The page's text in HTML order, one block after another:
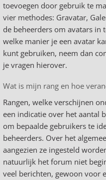
toevoegen door gebruik te
vier methodes: Gravatar,
de beheerders om avatars in
welke manier je een avatar
kunt gebruiken, neem dan
je vragen hierover.
Wat is mijn rang en hoe
Rangen, welke verschijnen
een indicatie over het aantal
om bepaalde gebruikers te
beheerders. Over het
aangezien ze ingesteld
natuurlijk het forum niet
veel berichten, gewoon voor